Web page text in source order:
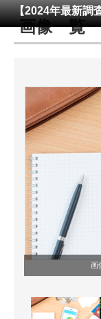
メディア
注目記事を集め
スマホと通信の
進化するPCとデ
好きが集まる
ビジネスと働き
AI活用のいまが分
企業ITのトレン
経営リーダーの
マーケ×ITの今が
【2024年最新調
画像一覧
画